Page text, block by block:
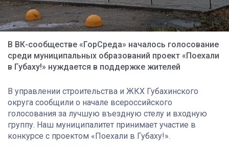
В ВК-сообществе «ГорСреда» началось голосование
среди муниципальных образований проект «Поехали
в Губаху!» нуждается в поддержке жителей
В управлении строительства и ЖКХ Губахинского
округа сообщили о начале всероссийского
голосования за лучшую въездную стелу и входную
группу. Наш муниципалитет принимает участие в
конкурсе с проектом «Поехали в Губаху!».